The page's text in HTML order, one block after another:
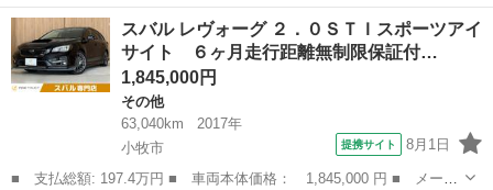
名： スバル ■ 車種名： レヴォーグ ■ グレード名： １．６Ｇ
Ｔ－Ｓアイサイト ４ＷＤ ナビＴＶ ＬＥＤ バックカメラ 電動
シート 衝突...
岐阜 羽島郡
スバル レヴォーグ ２．０ＳＴＩスポーツアイ
サイト ６ヶ月走行距離無制限保証付…
1,845,000円
その他
63,040km
2017年
小牧市
提携サイト 8月1日
■ 支払総額: 197.4万円 ■ 車両本体価格： 1,845,000 円 ■ メーカ